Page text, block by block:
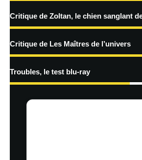
Critique de Zoltan, le chien sanglant
Critique de Les Maîtres de l’univers
Troubles, le test blu-ray